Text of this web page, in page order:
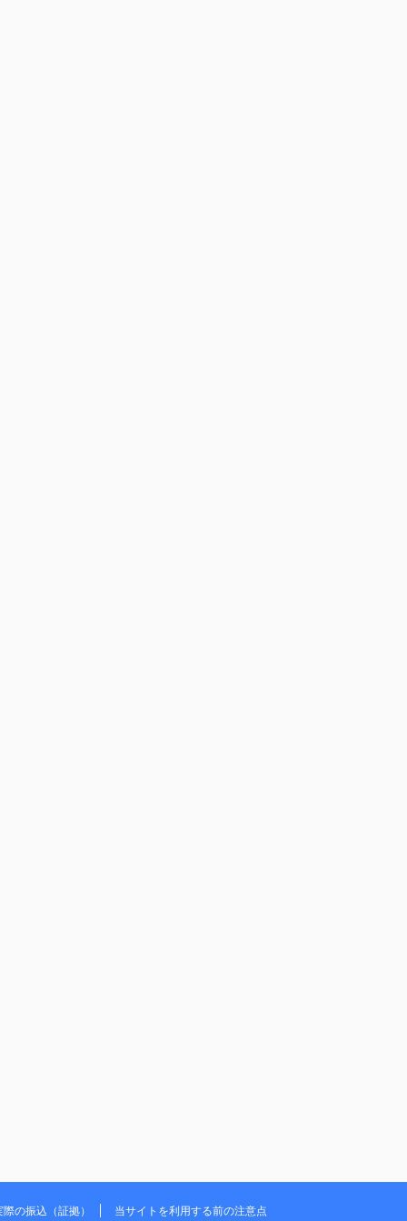
際の振込（証拠） 当サイトを利用する前の注意点